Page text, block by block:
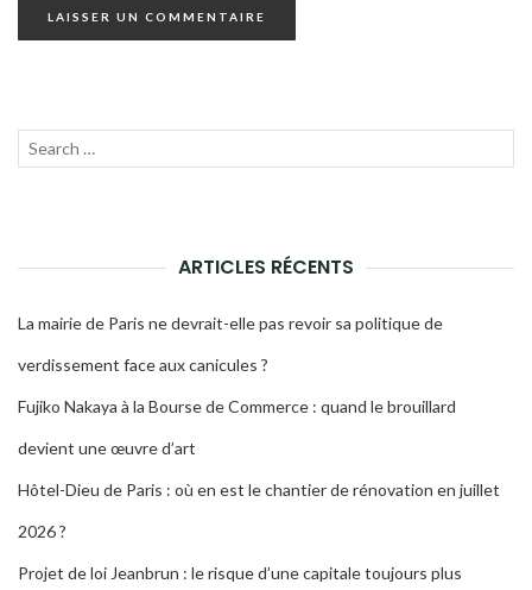
Recherche
ARTICLES RÉCENTS
La mairie de Paris ne devrait-elle pas revoir sa politique de
verdissement face aux canicules ?
Fujiko Nakaya à la Bourse de Commerce : quand le brouillard
devient une œuvre d’art
Hôtel-Dieu de Paris : où en est le chantier de rénovation en juillet
2026 ?
Projet de loi Jeanbrun : le risque d’une capitale toujours plus